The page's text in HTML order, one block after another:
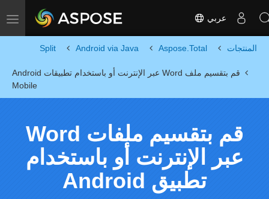
Toggle navigation عربي
المنتجات Aspose.Total
Android via Java
Split
قم بتقسيم ملف Word عبر الإنترنت أو باستخدام تطبيقات Android
Mobile
قم بتقسيم ملفات Word
عبر الإنترنت أو باستخدام
تطبيق Android